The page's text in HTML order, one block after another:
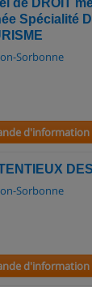
de DROIT
Spécialité
Sorbonne
d'information
Sorbonne
d'information